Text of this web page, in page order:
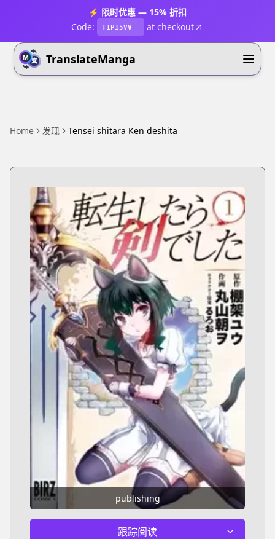
⚡ 限时优惠 — 15% 折扣
Code:
T1P15VV at checkout
TranslateManga
Home 发现 Tensei shitara Ken deshita
publishing
跟踪阅读